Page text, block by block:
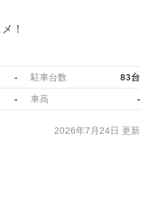
！
- 駐車台数 83台
- 車高 -
2026年7月24日 更新